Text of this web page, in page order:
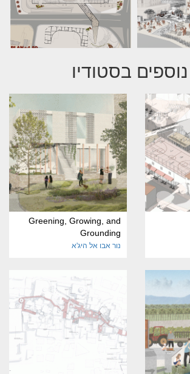
בסטודיו
Greening, Growing, and
Grounding
נור אבו אל היג'א